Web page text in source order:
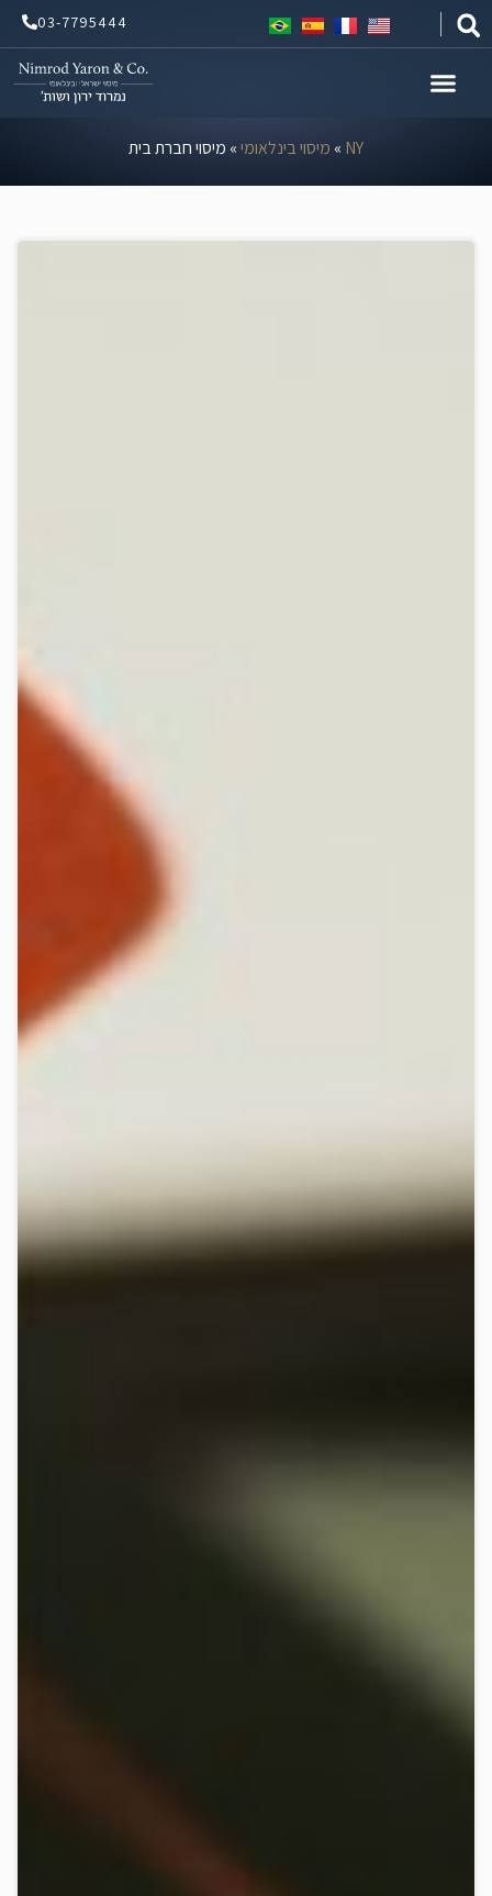
דילוג
לתוכן
03-7795444
NY
» מיסוי בינלאומי» מיסוי חברת בית